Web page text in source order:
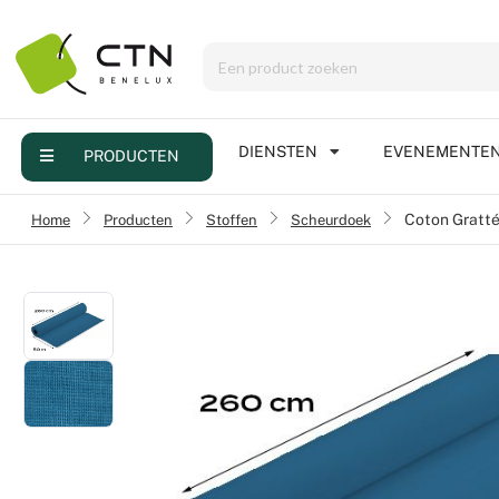
PRODUCTEN DIENSTEN
Home Producten
› Stoffen
› Scheurdoek Coton
Producten
Diensten
Evenementen
Contact